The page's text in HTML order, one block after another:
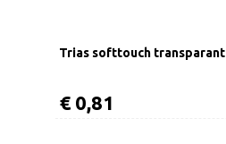
Trias softtouch transparant
€ 0,81